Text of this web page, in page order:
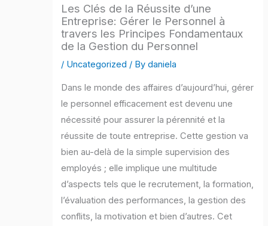
Les Clés de la Réussite d’une
Entreprise: Gérer le Personnel à
travers les Principes Fondamentaux
de la Gestion du Personnel
/ Uncategorized / Bydaniela
Dans le monde des affaires d’aujourd’hui, gérer
le personnel efficacement est devenu une
nécessité pour assurer la pérennité et la
réussite de toute entreprise. Cette gestion va
bien au-delà de la simple supervision des
employés ; elle implique une multitude
d’aspects tels que le recrutement, la formation,
l’évaluation des performances, la gestion des
conflits, la motivation et bien d’autres. Cet